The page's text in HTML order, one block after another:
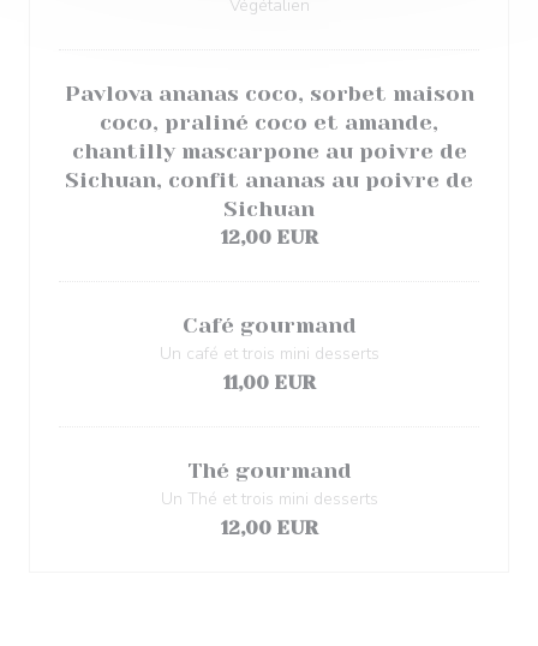
Végétalien
Pavlova ananas coco, sorbet maison
coco, praliné coco et amande,
chantilly mascarpone au poivre de
Sichuan, confit ananas au poivre de
Sichuan
12,00 EUR
Café gourmand
Un café et trois mini desserts
11,00 EUR
Thé gourmand
Un Thé et trois mini desserts
12,00 EUR